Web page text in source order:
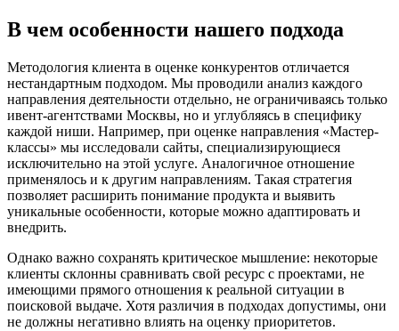
В чем особенности нашего подхода
Методология клиента в оценке конкурентов отличается
нестандартным подходом. Мы проводили анализ каждого
направления деятельности отдельно, не ограничиваясь только
ивент-агентствами Москвы, но и углубляясь в специфику
каждой ниши. Например, при оценке направления «Мастер-
классы» мы исследовали сайты, специализирующиеся
исключительно на этой услуге. Аналогичное отношение
применялось и к другим направлениям. Такая стратегия
позволяет расширить понимание продукта и выявить
уникальные особенности, которые можно адаптировать и
внедрить.
Однако важно сохранять критическое мышление: некоторые
клиенты склонны сравнивать свой ресурс с проектами, не
имеющими прямого отношения к реальной ситуации в
поисковой выдаче. Хотя различия в подходах допустимы, они
не должны негативно влиять на оценку приоритетов.